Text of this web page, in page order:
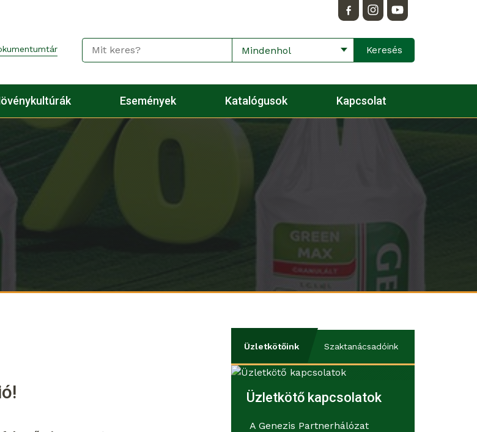
Mindenhol
Események Katalógusok Kapcsolat
Üzletkötőink Szaktanácsadóink
Üzletkötő kapcsolatok
A Genezis Partnerhálózat